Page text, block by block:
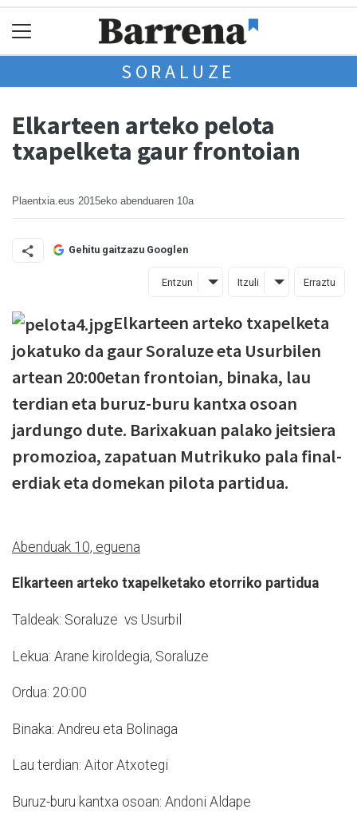
SORALUZE
Elkarteen arteko pelota
txapelketa gaur frontoian
Plaentxia.eus 2015eko abenduaren 10a
Gehitu gaitzazu Googlen
Entzun Itzuli Erraztu
Elkarteen arteko txapelketa
jokatuko da gaur Soraluze eta Usurbilen
artean 20:00etan frontoian, binaka, lau
terdian eta buruz-buru kantxa osoan
jardungo dute. Barixakuan palako jeitsiera
promozioa, zapatuan Mutrikuko pala final-
erdiak eta domekan pilota partidua.
Abenduak 10, eguena
Elkarteen arteko txapelketako etorriko partidua
Taldeak: Soraluze vs Usurbil
Lekua: Arane kiroldegia, Soraluze
Ordua: 20:00
Binaka: Andreu eta Bolinaga
Lau terdian: Aitor Atxotegi
Buruz-buru kantxa osoan: Andoni Aldape